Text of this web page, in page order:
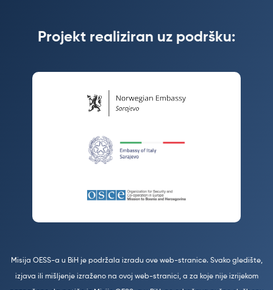
Projekt realiziran uz podršku:
Misija OESS-a u BiH je podržala izradu ove web-stranice. Svako gledište,
izjava ili mišljenje izraženo na ovoj web-stranici, a za koje nije izrijekom